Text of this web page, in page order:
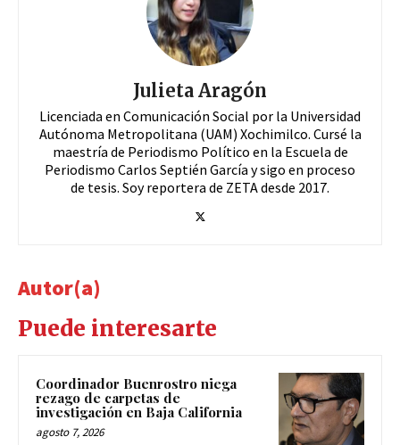
Julieta Aragón
Licenciada en Comunicación Social por la Universidad
Autónoma Metropolitana (UAM) Xochimilco. Cursé la
maestría de Periodismo Político en la Escuela de
Periodismo Carlos Septién García y sigo en proceso
de tesis. Soy reportera de ZETA desde 2017.
Autor(a)
Puede interesarte
Coordinador Buenrostro niega
rezago de carpetas de
investigación en Baja California
agosto 7, 2026